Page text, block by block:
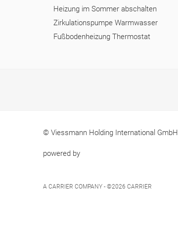
Heizung im Sommer abschalten
Zirkulationspumpe Warmwasser
Fußbodenheizung Thermostat
© Viessmann Holding International GmbH
powered by
A CARRIER COMPANY - ©2026 CARRIER